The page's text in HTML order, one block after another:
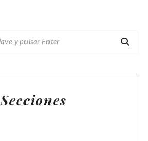
Secciones